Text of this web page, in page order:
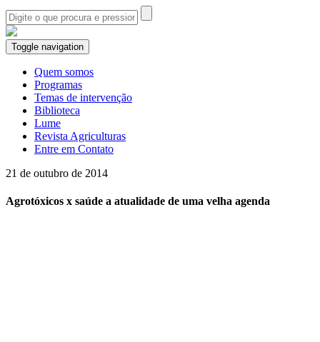
Toggle navigation
Quem somos
Programas
Temas de intervenção
Biblioteca
Lume
Revista Agriculturas
Entre em Contato
21 de outubro de 2014
Agrotóxicos x saúde a atualidade de uma velha agenda